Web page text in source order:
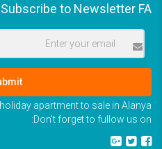
Subscribe to Newsletter FA
apartment to sale in Alanya?
Don’t forget to fullow us on: